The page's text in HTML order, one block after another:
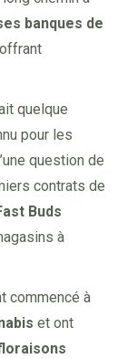
banques de
offrant
quelque
pour les
question de
contrats de
Buds
à
commencé à
et ont